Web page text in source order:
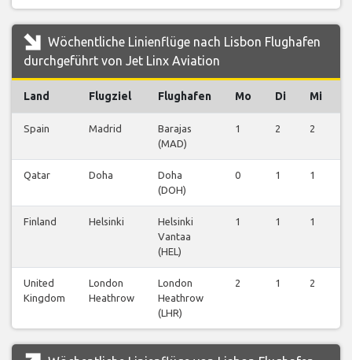
Wöchentliche Linienflüge nach Lisbon Flughafen
durchgeführt von Jet Linx Aviation
Land Flugziel Flughafen Mo Di Mi
Spain Madrid
Barajas
(MAD)
1 2 2
Qatar Doha
Doha
(DOH)
0 1 1
Finland Helsinki
Helsinki
Vantaa
(HEL)
1 1 1
United
Kingdom
London
Heathrow
London
Heathrow
(LHR)
2 1 2